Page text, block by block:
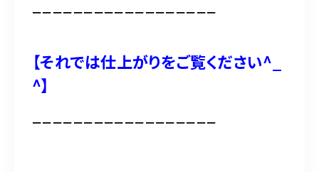
ーーーーーーーーーーーーーーーーーー
【それでは仕上がりをご覧ください^_
^】
ーーーーーーーーーーーーーーーーーー